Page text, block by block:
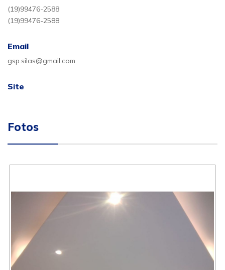
(19)99476-2588
(19)99476-2588
Email
gsp.silas@gmail.com
Site
Fotos